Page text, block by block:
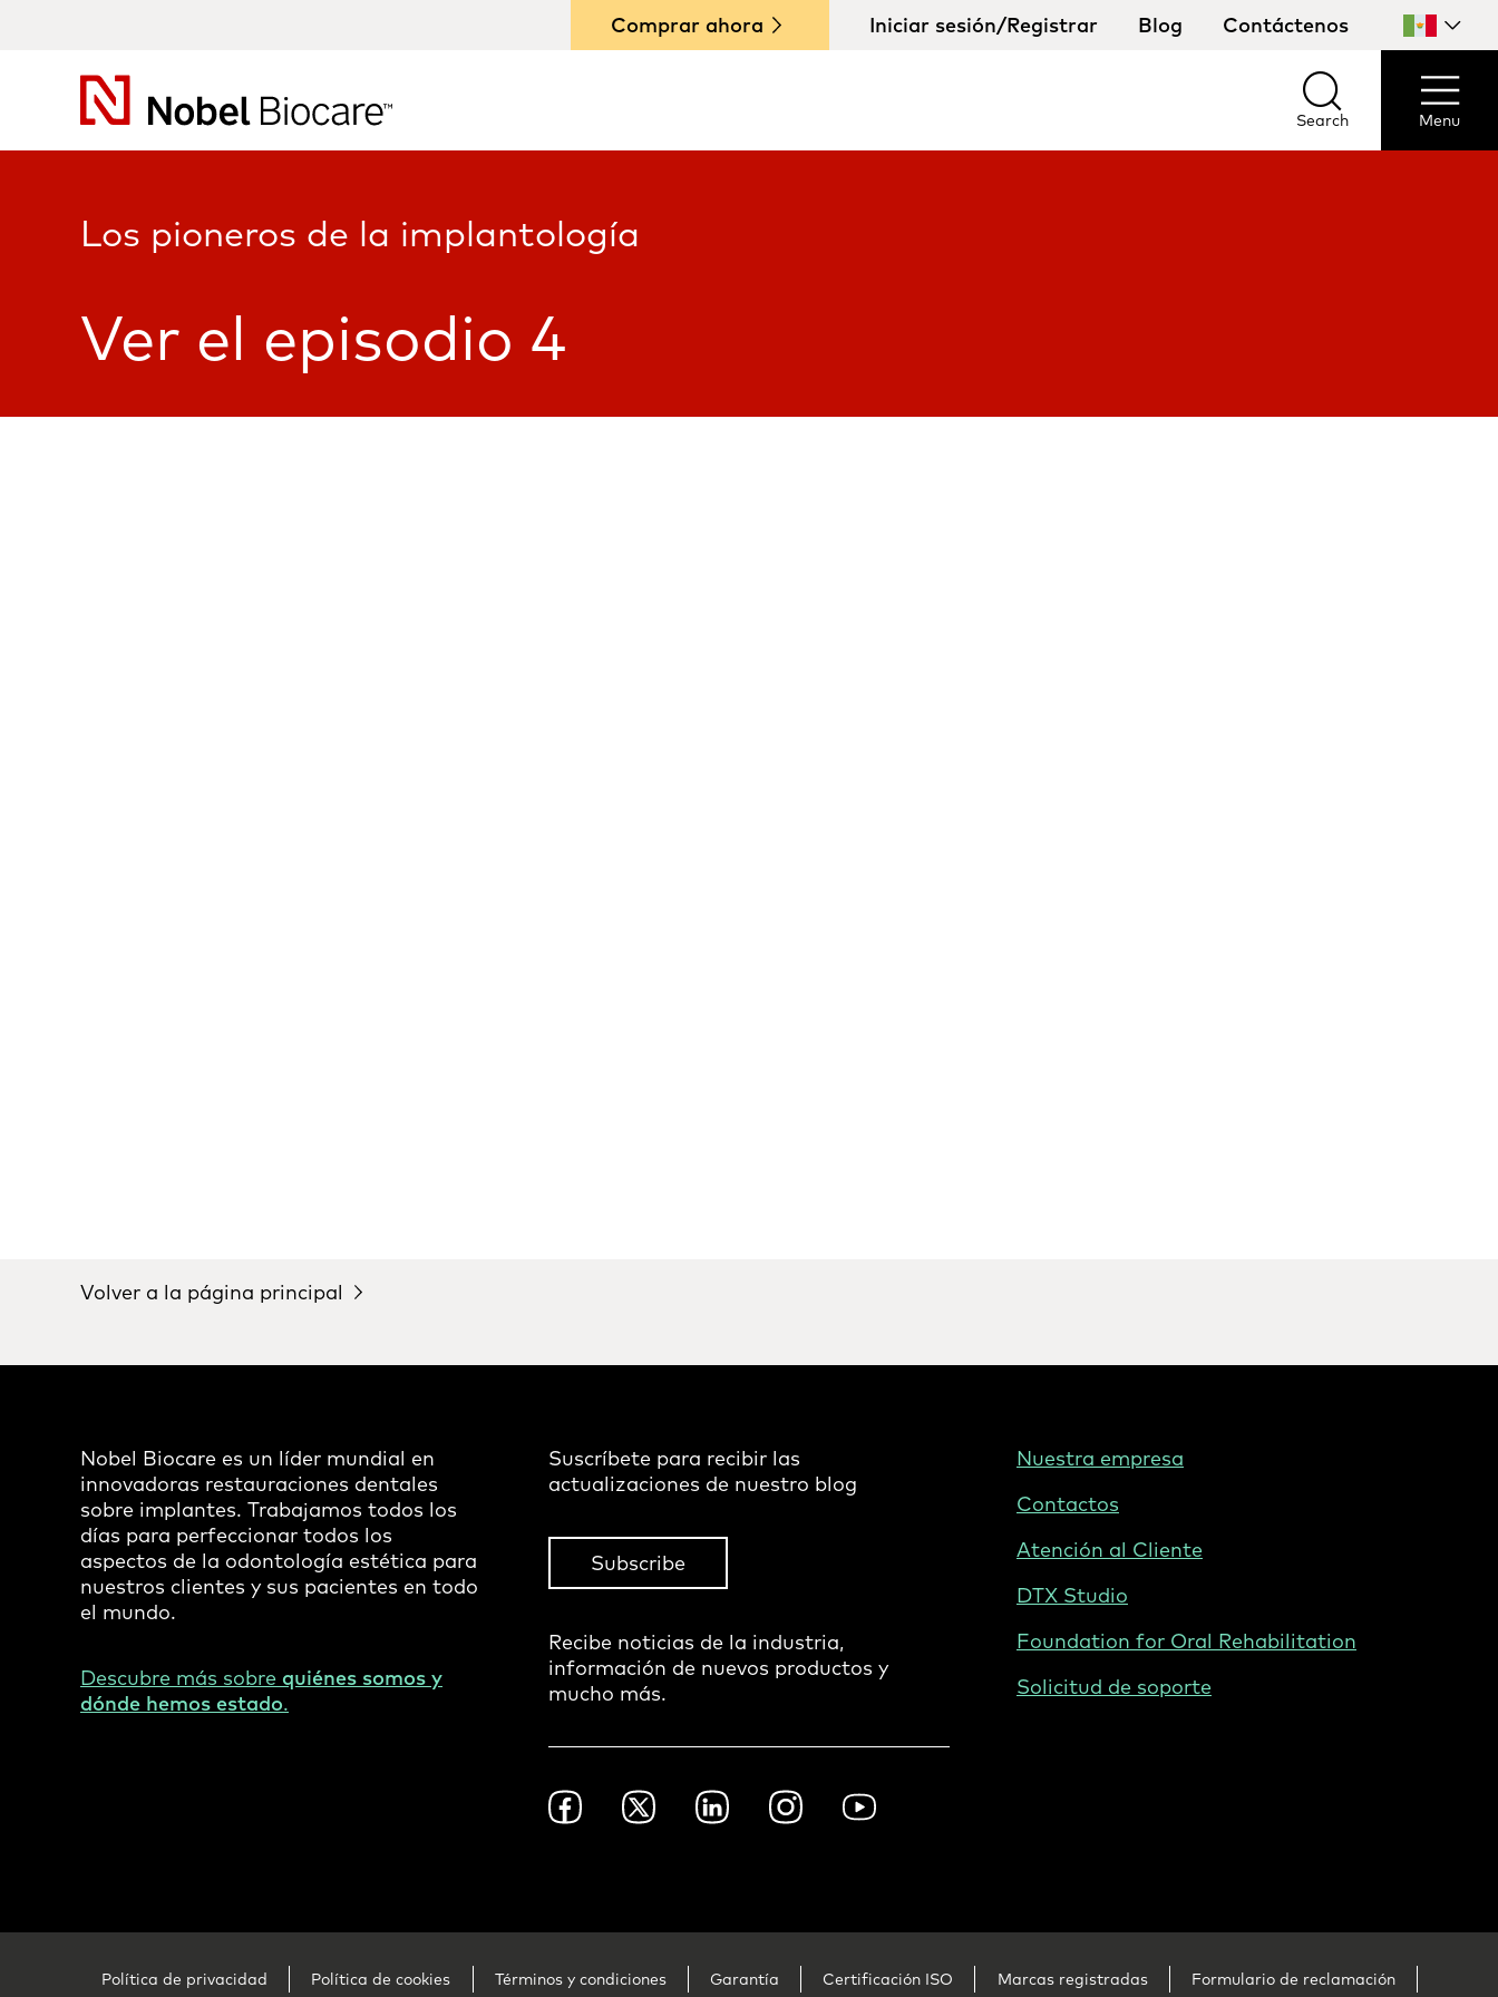
Comprar ahora Iniciar sesión/Registrar Blog Contáctenos
Selecciona
país
Search
Search Menu
Menu
Los pioneros de la implantología
Ver el episodio 4
Volver a la página principal
Nobel Biocare es un líder mundial en
innovadoras restauraciones dentales
sobre implantes. Trabajamos todos los
días para perfeccionar todos los
aspectos de la odontología estética para
nuestros clientes y sus pacientes en todo
el mundo.
Descubre más sobre quiénes somos y
dónde hemos estado.
Suscríbete para recibir las
actualizaciones de nuestro blog
Subscribe
Recibe noticias de la industria,
información de nuevos productos y
mucho más.
Footer
Social
FacebookTwitter LinkedInInstagramYoutube
Footer
Mexico
Nuestra empresa
Contactos
Atención al Cliente
DTX Studio
Foundation for Oral Rehabilitation
Solicitud de soporte
Footer
Política de privacidad Política de cookies Términos y condiciones Garantía Certificación ISO Marcas registradas Formulario de reclamación